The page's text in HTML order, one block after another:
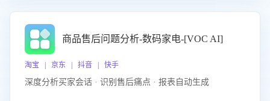
商品售后问题分析-数码家电-[VOC AI]
淘宝 | 京东 | 抖音 | 快手
深度分析买家会话 · 识别售后痛点 · 报表自动生成